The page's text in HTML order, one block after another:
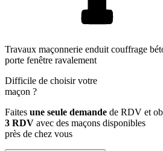
Travaux maçonnerie enduit couffrage
porte fenêtre ravalement
Difficile de choisir votre
maçon ?
Faites une seule demande de RDV et
3 RDV avec des maçons disponibles
près de chez vous